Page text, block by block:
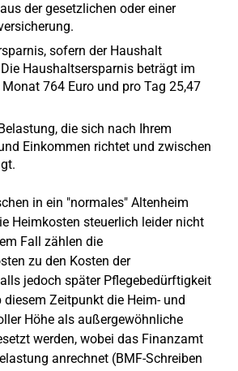
der gesetzlichen oder einer
sofern der Haushalt
Haushaltsersparnis beträgt im
764 Euro und pro Tag 25,47
die sich nach Ihrem
Einkommen richtet und zwischen
in ein "normales" Altenheim
Heimkosten steuerlich leider nicht
Fall zählen die
zu den Kosten der
jedoch später Pflegebedürftigkeit
Zeitpunkt die Heim- und
Höhe als außergewöhnliche
werden, wobei das Finanzamt
anrechnet (BMF-Schreiben